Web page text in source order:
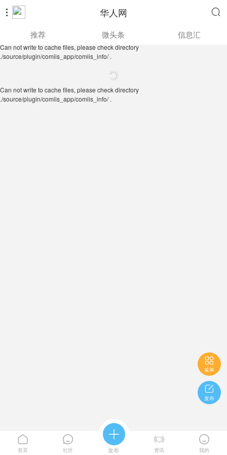
 华人网 
./source/plugin/comiis_app/comiis_info/ .
推荐 微头条 信息汇
Can not write to cache files, please check directory
./source/plugin/comiis_app/comiis_info/ .

菜单

发布

首页

社区

发布

资讯

我的
Can not write to cache files, please check directory
./source/plugin/comiis_app/comiis_info/ .